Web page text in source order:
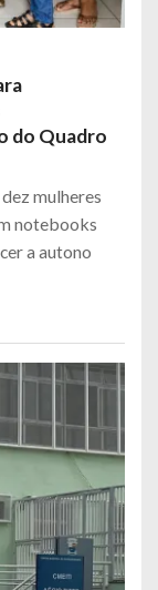
do Quadro
mulheres
notebooks
a autono